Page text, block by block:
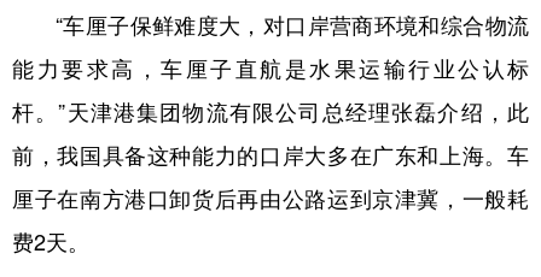
“车厘子保鲜难度大，对口岸营商环境和综合物流
能力要求高，车厘子直航是水果运输行业公认标
杆。”天津港集团物流有限公司总经理张磊介绍，此
前，我国具备这种能力的口岸大多在广东和上海。车
厘子在南方港口卸货后再由公路运到京津冀，一般耗
费2天。